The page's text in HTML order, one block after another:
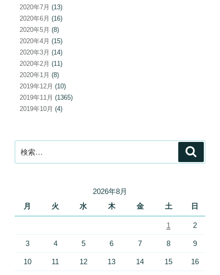
2020年7月 (13)
2020年6月 (16)
2020年5月 (8)
2020年4月 (15)
2020年3月 (14)
2020年2月 (11)
2020年1月 (8)
2019年12月 (10)
2019年11月 (1365)
2019年10月 (4)
索:
2026年8月
月
火 水 木 金 土 日
1 2
3 4 5 6 7 8 9
10 11 12 13 14 15 16